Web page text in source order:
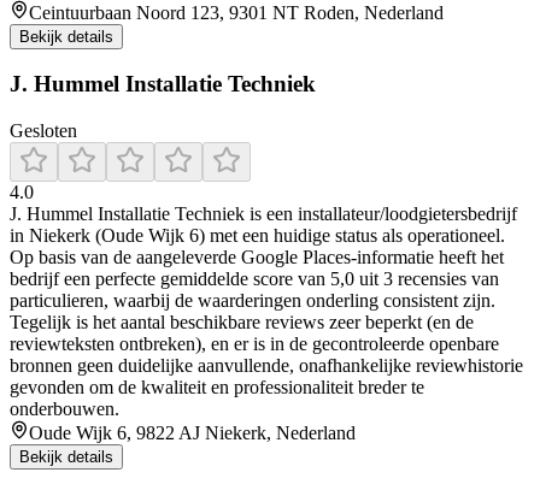
Ceintuurbaan Noord 123, 9301 NT Roden, Nederland
Bekijk details
J. Hummel Installatie Techniek
Gesloten
4.0
J. Hummel Installatie Techniek is een installateur/loodgietersbedrijf
in Niekerk (Oude Wijk 6) met een huidige status als operationeel.
Op basis van de aangeleverde Google Places-informatie heeft het
bedrijf een perfecte gemiddelde score van 5,0 uit 3 recensies van
particulieren, waarbij de waarderingen onderling consistent zijn.
Tegelijk is het aantal beschikbare reviews zeer beperkt (en de
reviewteksten ontbreken), en er is in de gecontroleerde openbare
bronnen geen duidelijke aanvullende, onafhankelijke reviewhistorie
gevonden om de kwaliteit en professionaliteit breder te
onderbouwen.
Oude Wijk 6, 9822 AJ Niekerk, Nederland
Bekijk details